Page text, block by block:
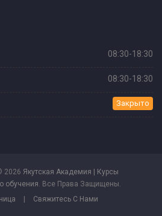
08:30-18:30
08:30-18:30
Закрыто
2026 Якутская Академия | Курсы
обучения . Все Права Защищены.
| Свяжитесь С Нами